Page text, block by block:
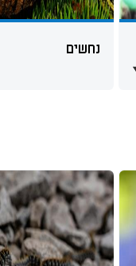
נחשים